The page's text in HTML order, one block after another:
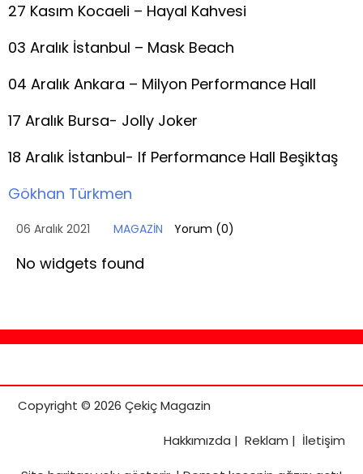
27 Kasım Kocaeli – Hayal Kahvesi
03 Aralık İstanbul – Mask Beach
04 Aralık Ankara – Milyon Performance Hall
17 Aralık Bursa- Jolly Joker
18 Aralık İstanbul- If Performance Hall Beşiktaş
Gökhan Türkmen
06 Aralık 2021 MAGAZİN Yorum (0)
No widgets found
Copyright © 2026 Çekiç Magazin
Hakkımızda | Reklam | İletişim